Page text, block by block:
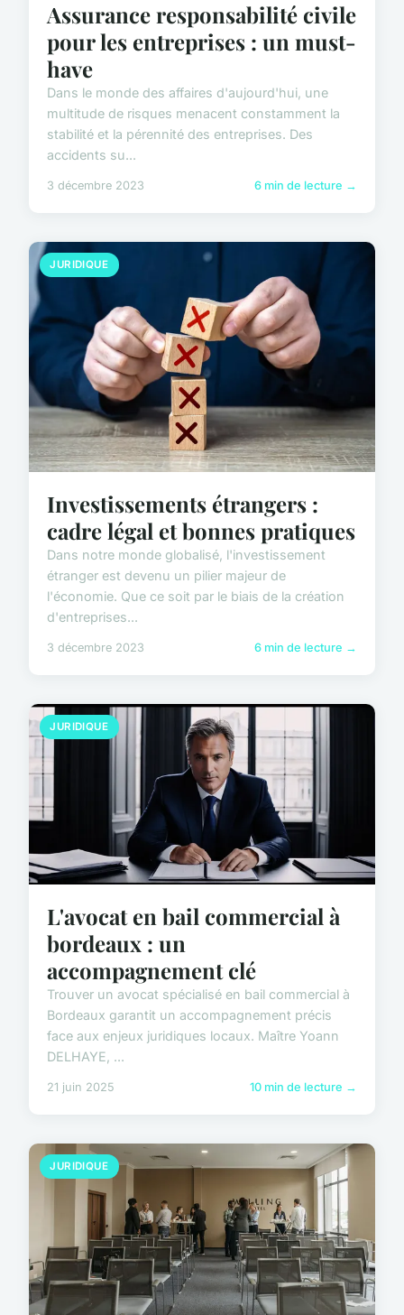
Assurance responsabilité civile
pour les entreprises : un must-
have
Dans le monde des affaires d'aujourd'hui, une
multitude de risques menacent constamment la
stabilité et la pérennité des entreprises. Des
accidents su...
3 décembre 2023 6 min de lecture →
JURIDIQUE
Investissements étrangers :
cadre légal et bonnes pratiques
Dans notre monde globalisé, l'investissement
étranger est devenu un pilier majeur de
l'économie. Que ce soit par le biais de la création
d'entreprises...
3 décembre 2023 6 min de lecture →
JURIDIQUE
L'avocat en bail commercial à
bordeaux : un
accompagnement clé
Trouver un avocat spécialisé en bail commercial à
Bordeaux garantit un accompagnement précis
face aux enjeux juridiques locaux. Maître Yoann
DELHAYE, ...
21 juin 2025 10 min de lecture →
JURIDIQUE